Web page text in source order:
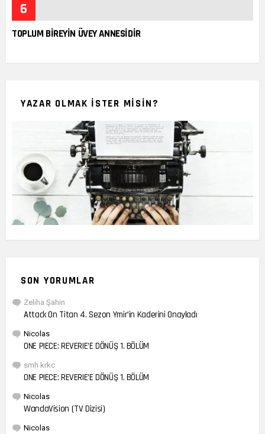
TOPLUM BİREYİN ÜVEY ANNESİDİR
YAZAR OLMAK İSTER MISIN?
SON YORUMLAR
Zeliha Şahin
Attack On Titan 4. Sezon Ymir’in Kaderini Onayladı
Nicolas
ONE PIECE: REVERIE’E DÖNÜŞ 1. BÖLÜM
smh krkc
ONE PIECE: REVERIE’E DÖNÜŞ 1. BÖLÜM
Nicolas
WandaVision (TV Dizisi)
Nicolas